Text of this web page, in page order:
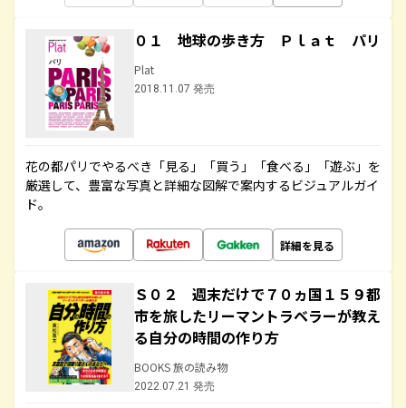
０１ 地球の歩き方 Ｐｌａｔ パリ
Plat
2018.11.07 発売
花の都パリでやるべき「見る」「買う」「食べる」「遊ぶ」を
厳選して、豊富な写真と詳細な図解で案内するビジュアルガイ
ド。
詳細を見る
Ｓ０２ 週末だけで７０ヵ国１５９都
市を旅したリーマントラベラーが教え
る自分の時間の作り方
BOOKS 旅の読み物
2022.07.21 発売